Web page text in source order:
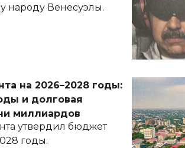
народу Венесуэлы.
на 2026–2028 годы:
и долговая
миллиардов
утвердил бюджет
годы.